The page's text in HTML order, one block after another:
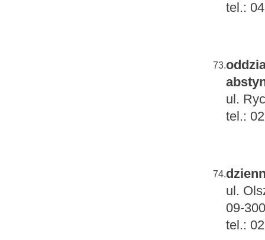
tel.:
73.
ul.
tel.:
74.
ul.
09-
tel.: